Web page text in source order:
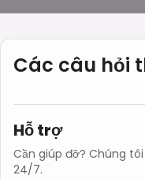
Các câu hỏi
Hỗ trợ
Cần giúp đỡ? Chúng
24/7.